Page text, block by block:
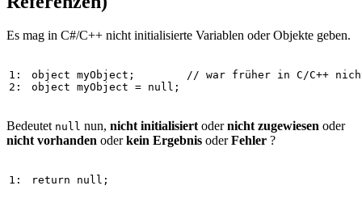
Es mag in C#/C++ nicht initialisierte Variablen oder Objekte geben.
1:
2:
object myObject ; // war früher in C/C++
object myObject = null ;
Bedeutet null nun, nicht initialisiertodernicht zugewiesen oder
nicht vorhanden oderkein Ergebnis oderFehler ?
1: return null ;